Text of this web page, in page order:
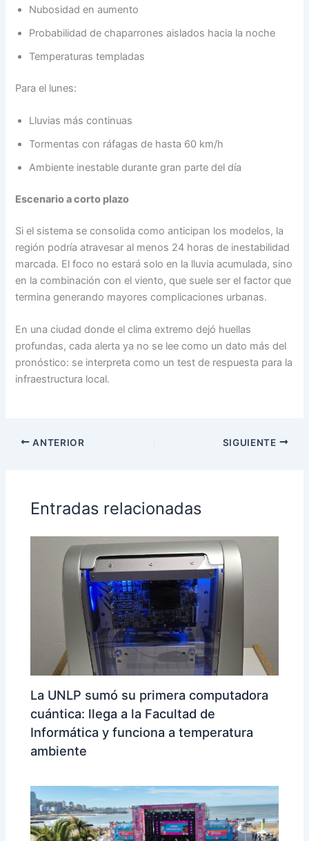
Nubosidad en aumento
Probabilidad de chaparrones aislados hacia la noche
Temperaturas templadas
Para el lunes:
Lluvias más continuas
Tormentas con ráfagas de hasta 60 km/h
Ambiente inestable durante gran parte del día
Escenario a corto plazo
Si el sistema se consolida como anticipan los modelos, la
región podría atravesar al menos 24 horas de inestabilidad
marcada. El foco no estará solo en la lluvia acumulada, sino
en la combinación con el viento, que suele ser el factor que
termina generando mayores complicaciones urbanas.
En una ciudad donde el clima extremo dejó huellas
profundas, cada alerta ya no se lee como un dato más del
pronóstico: se interpreta como un test de respuesta para la
infraestructura local.
ANTERIOR SIGUIENTE
Entradas relacionadas
La UNLP sumó su primera computadora
cuántica: llega a la Facultad de
Informática y funciona a temperatura
ambiente